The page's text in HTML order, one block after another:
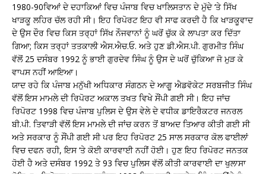
1980-90ਵਿਆਂ ਦੇ ਦਹਾਕਿਆਂ ਵਿਚ ਪੰਜਾਬ ਵਿਚ ਖਾਲਿਸਤਾਨ ਦੇ ਮੁੱਦੇ ‘ਤੇ ਸਿੱਖ
ਖਾੜਕੂ ਲਹਿਰ ਚੱਲ ਰਹੀ ਸੀ। ਇਹ ਰਿਪੋਰਟ ਇਹ ਵੀ ਸਾਫ ਕਰਦੀ ਹੈ ਕਿ ਖਾੜਕੂਵਾਦ
ਦੇ ਉਸ ਦੌਰ ਵਿਚ ਕਿਸ ਤਰ੍ਹਾਂ ਸਿੱਖ ਨੌਜਵਾਨਾਂ ਨੂੰ ਘਰੋਂ ਚੁੱਕ ਕੇ ਲਾਪਤਾ ਕਰ ਦਿੱਤਾ
ਗਿਆ; ਕਿਸ ਤਰ੍ਹਾਂ ਤਤਕਾਲੀ ਐਸ.ਐਚ.ਓ. ਅਤੇ ਹੁਣ ਡੀ.ਐਸ.ਪੀ. ਗੁਰਮੀਤ ਸਿੰਘ
ਵੱਲੋਂ 25 ਦਸੰਬਰ 1992 ਨੂੰ ਭਾਈ ਗੁਰਦੇਵ ਸਿੰਘ ਨੂੰ ਉਸ ਦੇ ਘਰੋਂ ਚੁੱਕਿਆ ਜੋ ਮੁੜ ਕੇ
ਵਾਪਸ ਨਹੀਂ ਆਇਆ।
ਯਾਦ ਰਹੇ ਕਿ ਪੰਜਾਬ ਮਨੁੱਖੀ ਅਧਿਕਾਰ ਸੰਗਠਨ ਦੇ ਆਗੂ ਐਡਵੋਕੇਟ ਸਰਬਜੀਤ ਸਿੰਘ
ਵੱਲੋਂ ਇਸ ਮਾਮਲੇ ਦੀ ਰਿਪੋਰਟ ਅਕਾਲ ਤਖਤ ਵਿਖੇ ਸੌਂਪੀ ਗਈ ਸੀ। ਇਹ ਜਾਂਚ
ਰਿਪੋਰਟ 1998 ਵਿਚ ਪੰਜਾਬ ਪੁਲਿਸ ਦੇ ਉਸ ਵੇਲੇ ਦੇ ਵਧੀਕ ਡਾਇਰੈਕਟਰ ਜਨਰਲ
ਬੀ.ਪੀ. ਤਿਵਾੜੀ ਵੱਲੋਂ ਇਸ ਮਾਮਲੇ ਦੀ ਜਾਂਚ ਕਰਨ ਤੋਂ ਬਾਅਦ ਤਿਆਰ ਕੀਤੀ ਗਈ ਸੀ
ਅਤੇ ਸਰਕਾਰ ਨੂੰ ਸੌਂਪੀ ਗਈ ਸੀ ਪਰ ਇਹ ਰਿਪੋਰਟ 25 ਸਾਲ ਸਰਕਾਰ ਕੋਲ ਫਾਈਲਾਂ
ਵਿਚ ਦਫਨ ਰਹੀ, ਇਸ ‘ਤੇ ਕੋਈ ਕਾਰਵਾਈ ਨਹੀਂ ਹੋਈ। ਹੁਣ ਇਹ ਰਿਪੋਰਟ ਜਨਤਕ
ਹੋਈ ਹੈ ਅਤੇ ਦਸੰਬਰ 1992 ਤੇ 93 ਵਿਚ ਪੁਲਿਸ ਵੱਲੋਂ ਕੀਤੀ ਕਾਰਵਾਈ ਦਾ ਖੁਲਾਸਾ